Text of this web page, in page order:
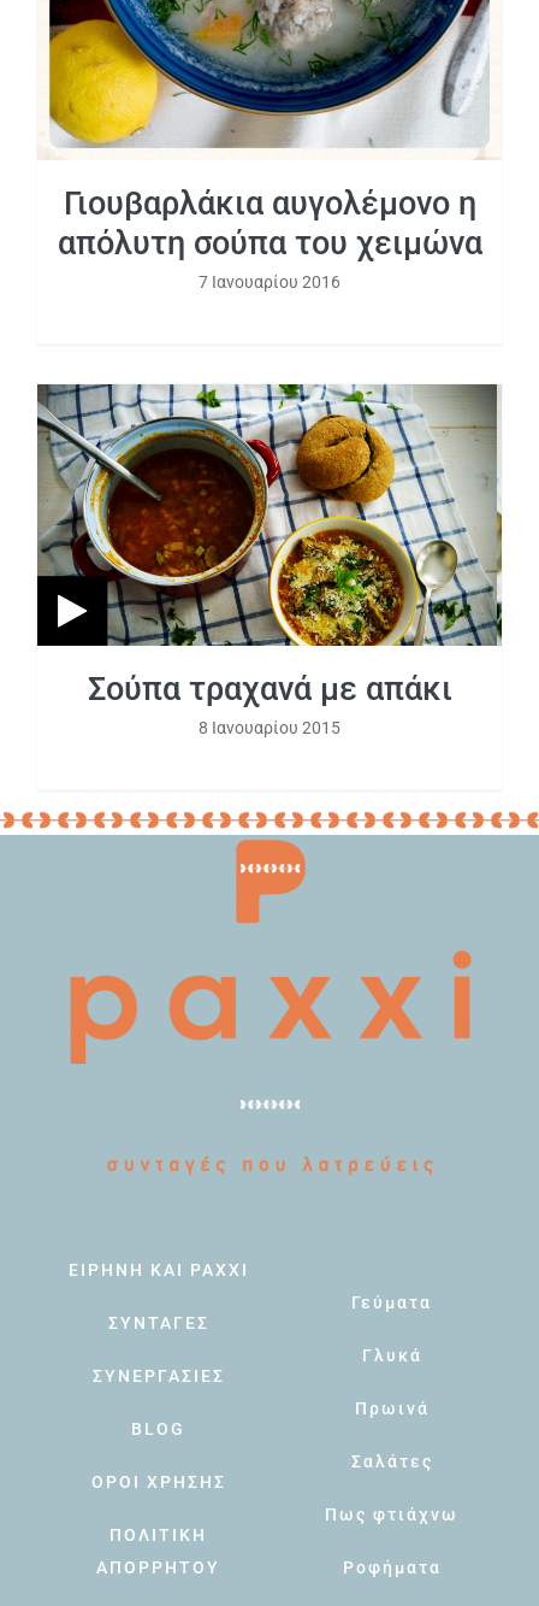
Γιουβαρλάκια αυγολέμονο η
απόλυτη σούπα του χειμώνα
7 Ιανουαρίου 2016
Σούπα τραχανά με απάκι
Σούπα τραχανά με απάκι
8 Ιανουαρίου 2015
ΕΙΡΗΝΗ ΚΑΙ PAXXI
ΣΥΝΤΑΓΕΣ
ΣΥΝΕΡΓΑΣΙΕΣ
BLOG
ΟΡΟΙ ΧΡΗΣΗΣ
ΠΟΛΙΤΙΚΗ
ΑΠΟΡΡΗΤΟΥ
Γεύματα
Γλυκά
Πρωινά
Σαλάτες
Πως φτιάχνω
Ροφήματα